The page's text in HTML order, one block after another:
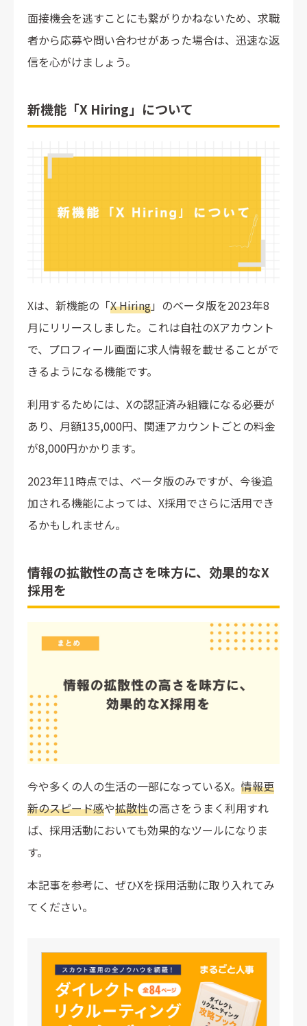
面接機会を逃すことにも繋がりかねないため、求職
者から応募や問い合わせがあった場合は、迅速な返
信を心がけましょう。
新機能「X Hiring」について
Xは、新機能の「X Hiring」のベータ版を2023年8
月にリリースしました。これは自社のXアカウント
で、プロフィール画面に求人情報を載せることがで
きるようになる機能です。
利用するためには、Xの認証済み組織になる必要が
あり、月額135,000円、関連アカウントごとの料金
が8,000円かかります。
2023年11時点では、ベータ版のみですが、今後追
加される機能によっては、X採用でさらに活用でき
るかもしれません。
情報の拡散性の高さを味方に、効果的なX
採用を
今や多くの人の生活の一部になっているX。 情報更
新のスピード感や拡散性の高さをうまく利用すれ
ば、採用活動においても効果的なツールになりま
す。
本記事を参考に、ぜひXを採用活動に取り入れてみ
てください。